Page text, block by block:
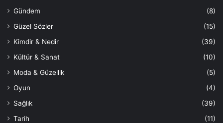
Gündem
(8)
Güzel Sözler
(15)
Kimdir & Nedir
(39)
Kültür & Sanat
(10)
Moda & Güzellik
(5)
Oyun
(4)
Sağlık
(39)
Tarih
(11)